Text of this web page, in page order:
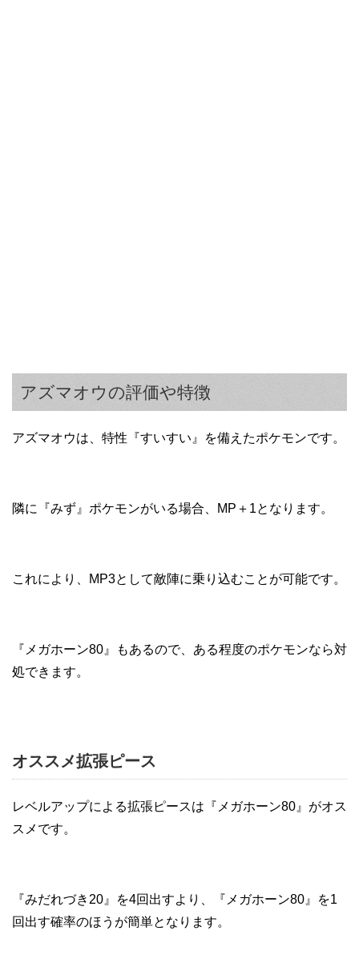
アズマオウの評価や特徴
アズマオウは、特性『すいすい』を備えたポケモンです。
隣に『みず』ポケモンがいる場合、MP＋1となります。
これにより、MP3として敵陣に乗り込むことが可能です。
『メガホーン80』もあるので、ある程度のポケモンなら対
処できます。
オススメ拡張ピース
レベルアップによる拡張ピースは『メガホーン80』がオス
スメです。
『みだれづき20』を4回出すより、『メガホーン80』を1
回出す確率のほうが簡単となります。